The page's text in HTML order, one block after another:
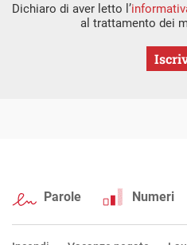
Dichiaro di aver letto l’
al trattamento dei
Parole Numeri